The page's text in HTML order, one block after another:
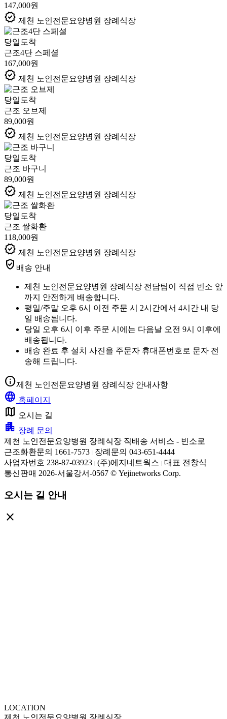
147,000원
verified 제천 노인전문요양병원 장례식장
당일도착
근조4단 스페셜
167,000원
verified 제천 노인전문요양병원 장례식장
당일도착
근조 오브제
89,000원
verified 제천 노인전문요양병원 장례식장
당일도착
근조 바구니
89,000원
verified 제천 노인전문요양병원 장례식장
당일도착
근조 쌀화환
118,000원
verified 제천 노인전문요양병원 장례식장
verified_user 배송 안내
제천 노인전문요양병원 장례식장 전담팀이 직접 빈소 앞
까지 안전하게 배송합니다.
평일/주말 오후 6시 이전 주문 시 2시간에서 4시간 내 당
일 배송됩니다.
당일 오후 6시 이후 주문 시에는 다음날 오전 9시 이후에
배송됩니다.
배송 완료 후 설치 사진을 주문자 휴대폰번호로 문자 전
송해 드립니다.
info제천 노인전문요양병원 장례식장 안내사항
language 홈페이지
map 오시는 길
apartment 장례 문의
제천 노인전문요양병원 장례식장 직배송 서비스 - 빈소로
근조화환문의 1661-7573
장례문의 043-651-4444
사업자번호 238-87-03923 (주)에지네트웍스
대표 전창식
통신판매 2026-서울강서-0567 © Yejinetworks Corp.
오시는 길 안내
close
LOCATION